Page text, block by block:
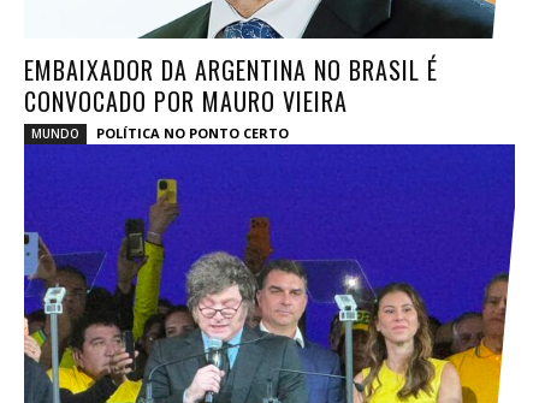
EMBAIXADOR DA ARGENTINA NO BRASIL É
CONVOCADO POR MAURO VIEIRA
MUNDO POLÍTICA NO PONTO CERTO